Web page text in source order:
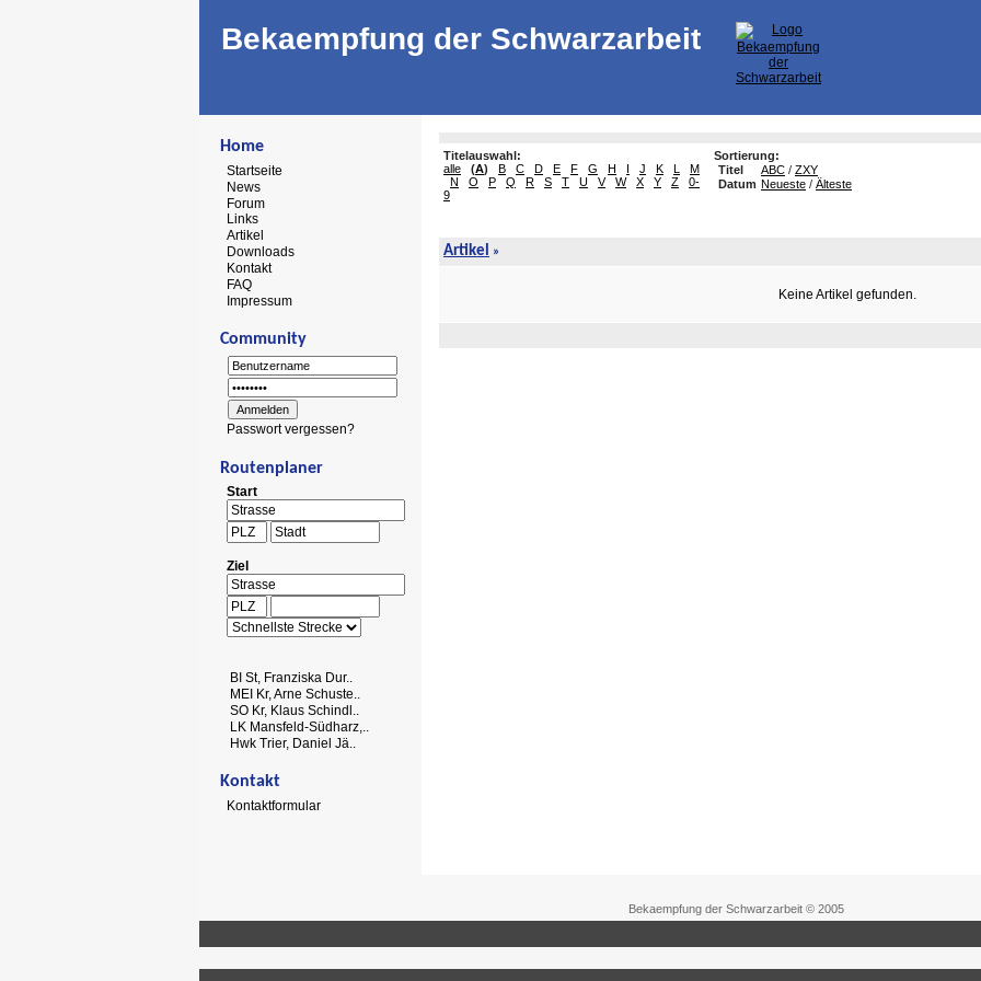
Bekaempfung der Schwarzarbeit
Home
Startseite
News
Forum
Links
Artikel
Downloads
Kontakt
FAQ
Impressum
Community
Passwort vergessen?
Routenplaner
Start
Ziel
BI St, Franziska Dur..
MEI Kr, Arne Schuste..
SO Kr, Klaus Schindl..
LK Mansfeld-Südharz,..
Hwk Trier, Daniel Jä..
Kontakt
Kontaktformular
Titelauswahl:
alle
(A) B C D E F G H I J K L
M
N
O P Q R S T U V W X Y Z
0-
9
Sortierung:
Titel
ABC / ZXY
Datum Neueste / Älteste
Artikel »
Keine Artikel gefunden.
Bekaempfung der Schwarzarbeit © 2005